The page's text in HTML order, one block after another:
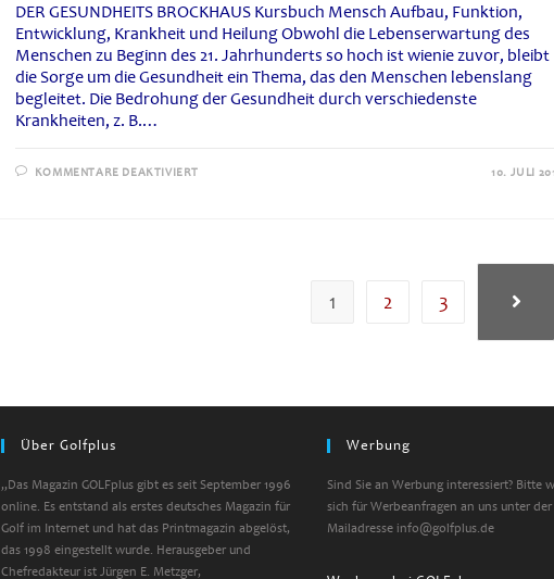
DER GESUNDHEITS BROCKHAUS Kursbuch Mensch Aufbau, Funktion,
Entwicklung, Krankheit und Heilung Obwohl die Lebenserwartung des
Menschen zu Beginn des 21. Jahrhunderts so hoch ist wienie zuvor, bleibt
die Sorge um die Gesundheit ein Thema, das den Menschen lebenslang
begleitet. Die Bedrohung der Gesundheit durch verschiedenste
Krankheiten, z. B.…
KOMMENTARE DEAKTIVIERT 10. JULI
1 2 3 Zur
Über Golfplus
„Das Magazin GOLFplus gibt es seit September 1996
online. Es entstand als erstes deutsches Magazin für
Golf im Internet und hat das Printmagazin abgelöst,
das 1998 eingestellt wurde. Herausgeber und
Chefredakteur ist Jürgen E. Metzger,
Werbung
Sind Sie an Werbung interessiert? Bitte
sich für Werbeanfragen an uns unter der
Mailadresse info@golfplus.de